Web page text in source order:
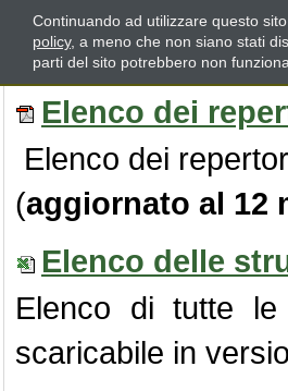
Il sistema
Elenco dei
Elenco dei
(aggiornato al 12
Elenco delle
Elenco di tutte le
scaricabile in
Continuando ad utilizzare questo
policy, a meno che non siano stati
parti del sito potrebbero non